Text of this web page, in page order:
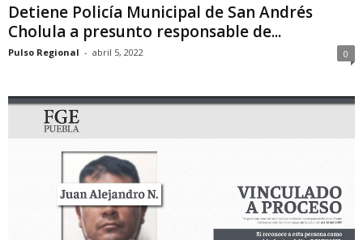
Detiene Policía Municipal de San Andrés
Cholula a presunto responsable de...
Pulso Regional - abril 5, 2022 0